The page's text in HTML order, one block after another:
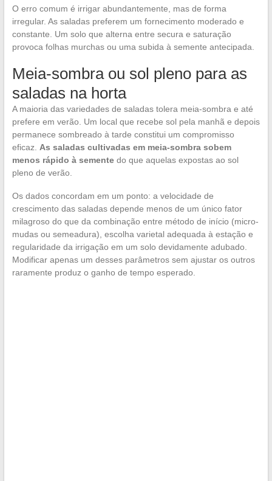
O erro comum é irrigar abundantemente, mas de forma
irregular. As saladas preferem um fornecimento moderado e
constante. Um solo que alterna entre secura e saturação
provoca folhas murchas ou uma subida à semente antecipada.
Meia-sombra ou sol pleno para as
saladas na horta
A maioria das variedades de saladas tolera meia-sombra e até
prefere em verão. Um local que recebe sol pela manhã e depois
permanece sombreado à tarde constitui um compromisso
eficaz. As saladas cultivadas em meia-sombra sobem
menos rápido à sementedo que aquelas expostas ao sol
pleno de verão.
Os dados concordam em um ponto: a velocidade de
crescimento das saladas depende menos de um único fator
milagroso do que da combinação entre método de início (micro-
mudas ou semeadura), escolha varietal adequada à estação e
regularidade da irrigação em um solo devidamente adubado.
Modificar apenas um desses parâmetros sem ajustar os outros
raramente produz o ganho de tempo esperado.